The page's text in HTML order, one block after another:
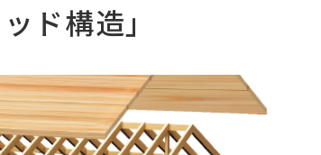
ド構造」